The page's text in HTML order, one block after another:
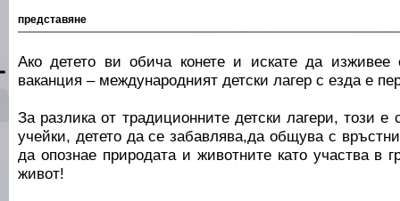
представяне
Ако детето ви обича конете и искате да изживее
ваканция – международният детски лагер с езда е
За разлика от традиционните детски лагери, този е
учейки, детето да се забавлява,да общува с
да опознае природата и животните като участва в
живот!